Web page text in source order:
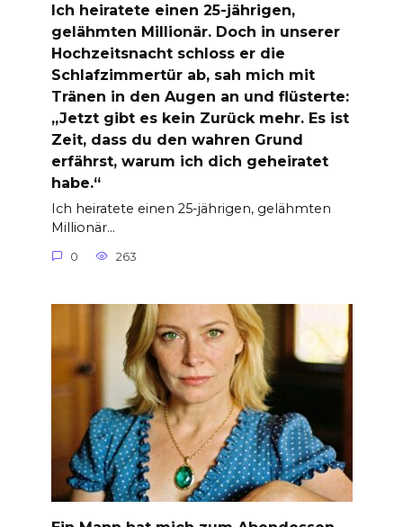
Ich heiratete einen 25-jährigen,
gelähmten Millionär. Doch in unserer
Hochzeitsnacht schloss er die
Schlafzimmertür ab, sah mich mit
Tränen in den Augen an und flüsterte:
„Jetzt gibt es kein Zurück mehr. Es ist
Zeit, dass du den wahren Grund
erfährst, warum ich dich geheiratet
habe.“
Ich heiratete einen 25-jährigen, gelähmten
Millionär…
0 263